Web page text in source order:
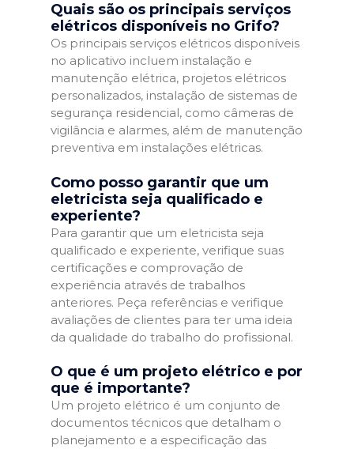
Quais são os principais serviços
elétricos disponíveis no Grifo?
Os principais serviços elétricos disponíveis
no aplicativo incluem instalação e
manutenção elétrica, projetos elétricos
personalizados, instalação de sistemas de
segurança residencial, como câmeras de
vigilância e alarmes, além de manutenção
preventiva em instalações elétricas.
Como posso garantir que um
eletricista seja qualificado e
experiente?
Para garantir que um eletricista seja
qualificado e experiente, verifique suas
certificações e comprovação de
experiência através de trabalhos
anteriores. Peça referências e verifique
avaliações de clientes para ter uma ideia
da qualidade do trabalho do profissional.
O que é um projeto elétrico e por
que é importante?
Um projeto elétrico é um conjunto de
documentos técnicos que detalham o
planejamento e a especificação das